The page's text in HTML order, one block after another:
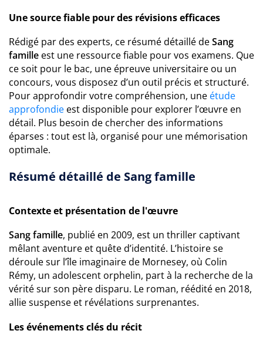
Une source fiable pour des révisions efficaces
Rédigé par des experts, ce résumé détaillé deSang
famille est une ressource fiable pour vos examens. Que
ce soit pour le bac, une épreuve universitaire ou un
concours, vous disposez d’un outil précis et structuré.
Pour approfondir votre compréhension, une étude
approfondie est disponible pour explorer l’œuvre en
détail. Plus besoin de chercher des informations
éparses : tout est là, organisé pour une mémorisation
optimale.
Résumé détaillé de Sang famille
Contexte et présentation de l'œuvre
Sang famille, publié en 2009, est un thriller captivant
mêlant aventure et quête d’identité. L’histoire se
déroule sur l’île imaginaire de Mornesey, où Colin
Rémy, un adolescent orphelin, part à la recherche de la
vérité sur son père disparu. Le roman, réédité en 2018,
allie suspense et révélations surprenantes.
Les événements clés du récit